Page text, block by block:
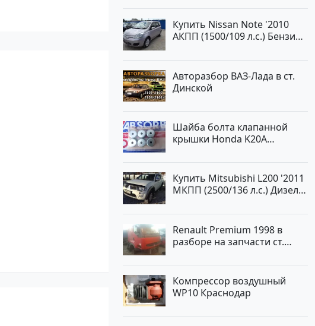
Купить Nissan Note '2010
АКПП (1500/109 л.с.) Бензин
ЛАВАНДА Хетчбэк по цене
419000 рублей, объявление
№1457 на сайте
Авторынок23
Авторазбор ВАЗ-Лада в ст.
Динской
Шайба болта клапанной
крышки Honda K20A
Купить Mitsubishi L200 '2011
МКПП (2500/136 л.с.) Дизель
цвет белый Пикап по цене
1000000 рублей, объявление
№562 на сайте Авторынок23
Renault Premium 1998 в
разборе на запчасти ст.
Компрессор воздушный
WP10 Краснодар